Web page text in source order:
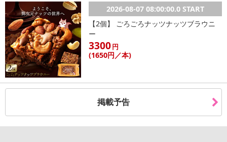
【配送伝票番号について】
※こちらの商品については商品の発送完了後、
配送伝票番号がマイページに表示されない場合もございます。予
めご了承ください。
発送日カレンダー
2026-08-07 08:00:00.0 START
【2個】 ごろごろナッツナッツブラウニ
ー
3300円
(1650円／本)
掲載予告